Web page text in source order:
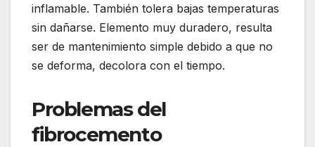
inflamable. También tolera bajas temperaturas
sin dañarse. Elemento muy duradero, resulta
ser de mantenimiento simple debido a que no
se deforma, decolora con el tiempo.
Problemas del
fibrocemento